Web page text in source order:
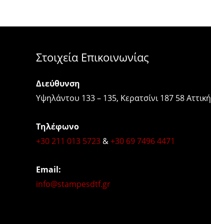
Στοιχεία Επικοινωνίας
Διεύθυνση
Υψηλάντου 133 – 135, Κερατσίνι 187 58 Αττική
Τηλέφωνο
+30 211 013 5723 &+30 69 7496 4471
Email:
info@stampesdtf.gr